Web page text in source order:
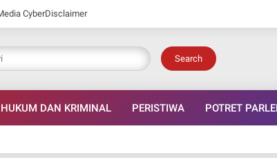
CyberDisclaimer
Search
HUKUM DAN KRIMINAL PERISTIWA POTRET